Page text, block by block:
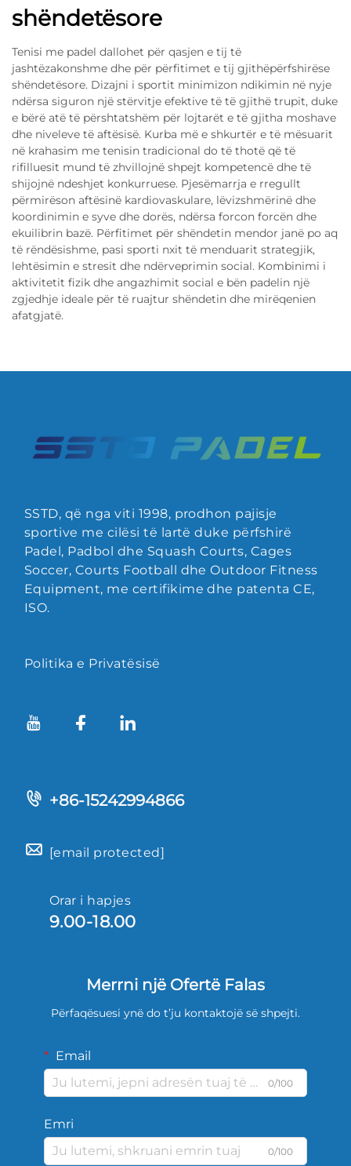
shëndetësore
Tenisi me padel dallohet për qasjen e tij të
jashtëzakonshme dhe për përfitimet e tij gjithëpërfshirëse
shëndetësore. Dizajni i sportit minimizon ndikimin në nyje
ndërsa siguron një stërvitje efektive të të gjithë trupit, duke
e bërë atë të përshtatshëm për lojtarët e të gjitha moshave
dhe niveleve të aftësisë. Kurba më e shkurtër e të mësuarit
në krahasim me tenisin tradicional do të thotë që të
rifilluesit mund të zhvillojnë shpejt kompetencë dhe të
shijojnë ndeshjet konkurruese. Pjesëmarrja e rregullt
përmirëson aftësinë kardiovaskulare, lëvizshmërinë dhe
koordinimin e syve dhe dorës, ndërsa forcon forcën dhe
ekuilibrin bazë. Përfitimet për shëndetin mendor janë po aq
të rëndësishme, pasi sporti nxit të menduarit strategjik,
lehtësimin e stresit dhe ndërveprimin social. Kombinimi i
aktivitetit fizik dhe angazhimit social e bën padelin një
zgjedhje ideale për të ruajtur shëndetin dhe mirëqenien
afatgjatë.
SSTD, që nga viti 1998, prodhon pajisje
sportive me cilësi të lartë duke përfshirë
Padel, Padbol dhe Squash Courts, Cages
Soccer, Courts Football dhe Outdoor Fitness
Equipment, me certifikime dhe patenta CE,
ISO.
Politika e Privatësisë
+86-15242994866
[email protected]
Orar i hapjes
9.00-18.00
Merrni një Ofertë Falas
Përfaqësuesi ynë do t’ju kontaktojë së shpejti.
Email
0/100
Emri
0/100